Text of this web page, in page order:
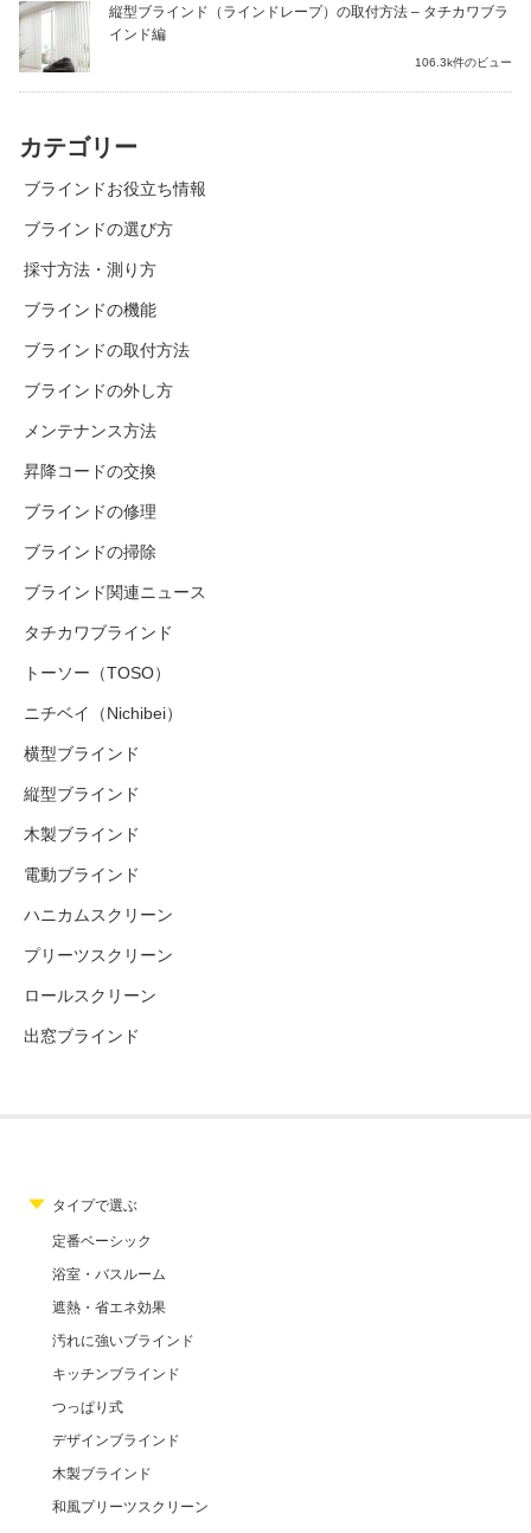
縦型ブラインド（ラインドレープ）の取付方法 – タチカワブラ
インド編
106.3k件のビュー
カテゴリー
ブラインドお役立ち情報
ブラインドの選び方
採寸方法・測り方
ブラインドの機能
ブラインドの取付方法
ブラインドの外し方
メンテナンス方法
昇降コードの交換
ブラインドの修理
ブラインドの掃除
ブラインド関連ニュース
タチカワブラインド
トーソー（TOSO）
ニチベイ（Nichibei）
横型ブラインド
縦型ブラインド
木製ブラインド
電動ブラインド
ハニカムスクリーン
プリーツスクリーン
ロールスクリーン
出窓ブラインド
タイプで選ぶ
定番ベーシック
浴室・バスルーム
遮熱・省エネ効果
汚れに強いブラインド
キッチンブラインド
つっぱり式
デザインブラインド
木製ブラインド
和風プリーツスクリーン